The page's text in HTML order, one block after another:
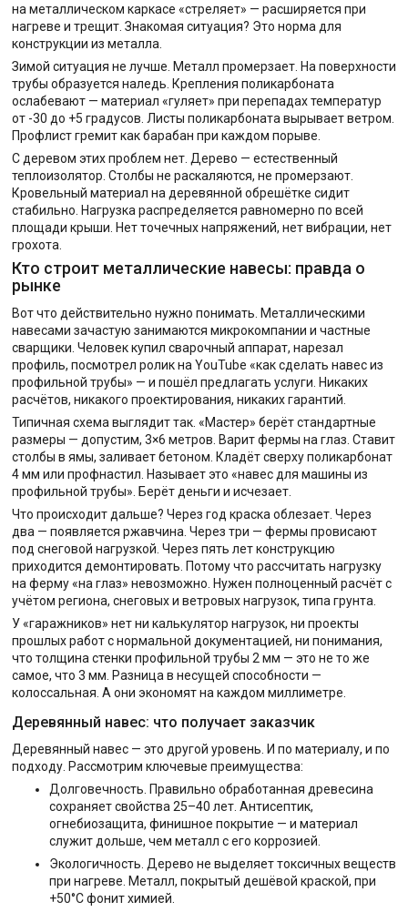
на металлическом каркасе «стреляет» — расширяется при
нагреве и трещит. Знакомая ситуация? Это норма для
конструкции из металла.
Зимой ситуация не лучше. Металл промерзает. На поверхности
трубы образуется наледь. Крепления поликарбоната
ослабевают — материал «гуляет» при перепадах температур
от -30 до +5 градусов. Листы поликарбоната вырывает ветром.
Профлист гремит как барабан при каждом порыве.
С деревом этих проблем нет. Дерево — естественный
теплоизолятор. Столбы не раскаляются, не промерзают.
Кровельный материал на деревянной обрешётке сидит
стабильно. Нагрузка распределяется равномерно по всей
площади крыши. Нет точечных напряжений, нет вибрации, нет
грохота.
Кто строит металлические навесы: правда о
рынке
Вот что действительно нужно понимать. Металлическими
навесами зачастую занимаются микрокомпании и частные
сварщики. Человек купил сварочный аппарат, нарезал
профиль, посмотрел ролик на YouTube «как сделать навес из
профильной трубы» — и пошёл предлагать услуги. Никаких
расчётов, никакого проектирования, никаких гарантий.
Типичная схема выглядит так. «Мастер» берёт стандартные
размеры — допустим, 3×6 метров. Варит фермы на глаз. Ставит
столбы в ямы, заливает бетоном. Кладёт сверху поликарбонат
4 мм или профнастил. Называет это «навес для машины из
профильной трубы». Берёт деньги и исчезает.
Что происходит дальше? Через год краска облезает. Через
два — появляется ржавчина. Через три — фермы провисают
под снеговой нагрузкой. Через пять лет конструкцию
приходится демонтировать. Потому что рассчитать нагрузку
на ферму «на глаз» невозможно. Нужен полноценный расчёт с
учётом региона, снеговых и ветровых нагрузок, типа грунта.
У «гаражников» нет ни калькулятор нагрузок, ни проекты
прошлых работ с нормальной документацией, ни понимания,
что толщина стенки профильной трубы 2 мм — это не то же
самое, что 3 мм. Разница в несущей способности —
колоссальная. А они экономят на каждом миллиметре.
Деревянный навес: что получает заказчик
Деревянный навес — это другой уровень. И по материалу, и по
подходу. Рассмотрим ключевые преимущества:
Долговечность. Правильно обработанная древесина
сохраняет свойства 25–40 лет. Антисептик,
огнебиозащита, финишное покрытие — и материал
служит дольше, чем металл с его коррозией.
Экологичность. Дерево не выделяет токсичных веществ
при нагреве. Металл, покрытый дешёвой краской, при
+50°C фонит химией.